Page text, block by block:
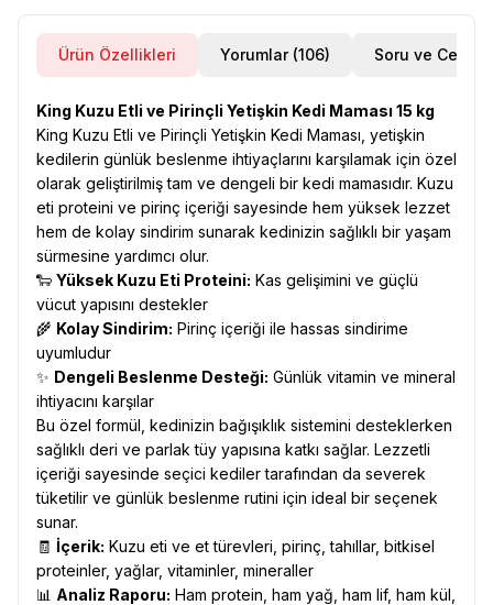
Ürün Özellikleri Yorumlar (106) Soru ve Cevap
King Kuzu Etli ve Pirinçli Yetişkin Kedi Maması 15 kg
King Kuzu Etli ve Pirinçli Yetişkin Kedi Maması, yetişkin
kedilerin günlük beslenme ihtiyaçlarını karşılamak için özel
olarak geliştirilmiş tam ve dengeli bir kedi mamasıdır. Kuzu
eti proteini ve pirinç içeriği sayesinde hem yüksek lezzet
hem de kolay sindirim sunarak kedinizin sağlıklı bir yaşam
sürmesine yardımcı olur.
🐑 Yüksek Kuzu Eti Proteini: Kas gelişimini ve güçlü
vücut yapısını destekler
🌾 Kolay Sindirim: Pirinç içeriği ile hassas sindirime
uyumludur
✨ Dengeli Beslenme Desteği: Günlük vitamin ve mineral
ihtiyacını karşılar
Bu özel formül, kedinizin bağışıklık sistemini desteklerken
sağlıklı deri ve parlak tüy yapısına katkı sağlar. Lezzetli
içeriği sayesinde seçici kediler tarafından da severek
tüketilir ve günlük beslenme rutini için ideal bir seçenek
sunar.
🧾 İçerik: Kuzu eti ve et türevleri, pirinç, tahıllar, bitkisel
proteinler, yağlar, vitaminler, mineraller
📊 Analiz Raporu: Ham protein, ham yağ, ham lif, ham kül,